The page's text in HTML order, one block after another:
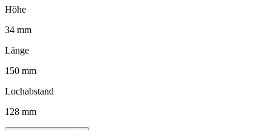
Höhe
34 mm
Länge
150 mm
Lochabstand
128 mm